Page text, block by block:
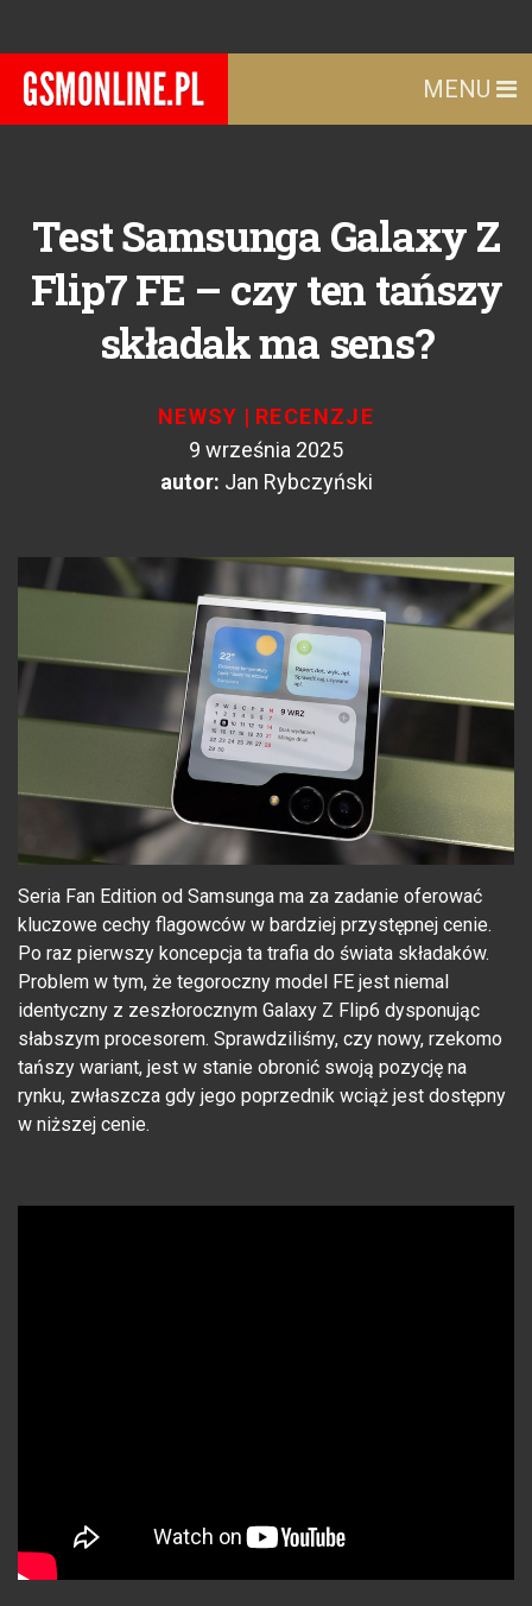
MENU
Test Samsunga Galaxy Z
Flip7 FE – czy ten tańszy
składak ma sens?
NEWSY | RECENZJE
9 września 2025
autor: Jan Rybczyński
Seria Fan Edition od Samsunga ma za zadanie oferować
kluczowe cechy flagowców w bardziej przystępnej cenie.
Po raz pierwszy koncepcja ta trafia do świata składaków.
Problem w tym, że tegoroczny model FE jest niemal
identyczny z zeszłorocznym Galaxy Z Flip6 dysponując
słabszym procesorem. Sprawdziliśmy, czy nowy, rzekomo
tańszy wariant, jest w stanie obronić swoją pozycję na
rynku, zwłaszcza gdy jego poprzednik wciąż jest dostępny
w niższej cenie.